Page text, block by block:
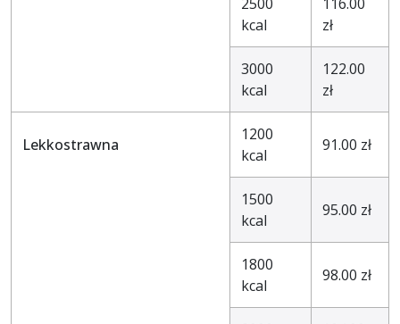
kcal
zł
3000
kcal
122.00
zł
Lekkostrawna
1200
kcal
91.00 zł
1500
kcal
95.00 zł
1800
kcal
98.00 zł